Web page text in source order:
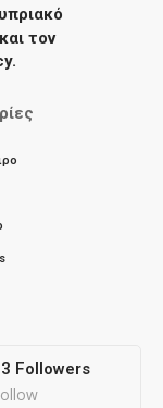
τον
Followers